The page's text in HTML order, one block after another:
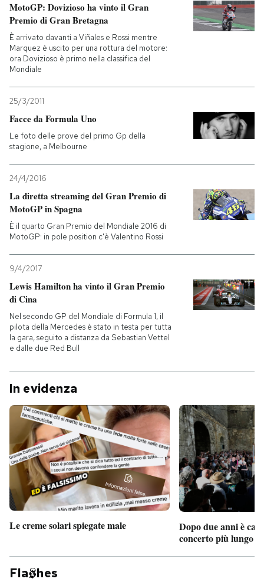
MotoGP: Dovizioso ha vinto il Gran
Premio di Gran Bretagna
È arrivato davanti a Viñales e Rossi mentre
Marquez è uscito per una rottura del motore:
ora Dovizioso è primo nella classifica del
Mondiale
25/3/2011
Facce da Formula Uno
Le foto delle prove del primo Gp della
stagione, a Melbourne
24/4/2016
La diretta streaming del Gran Premio di
MotoGP in Spagna
È il quarto Gran Premio del Mondiale 2016 di
MotoGP: in pole position c'è Valentino Rossi
9/4/2017
Lewis Hamilton ha vinto il Gran Premio
di Cina
Nel secondo GP del Mondiale di Formula 1, il
pilota della Mercedes è stato in testa per tutta
la gara, seguito a distanza da Sebastian Vettel
e dalle due Red Bull
In evidenza
Le creme solari spiegate male
Dopo due anni è
concerto più lungo
Fla hes